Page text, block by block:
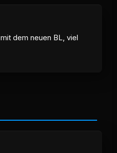
dem neuen BL, viel